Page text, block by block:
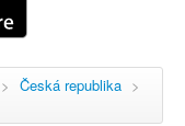
> Česká republika >